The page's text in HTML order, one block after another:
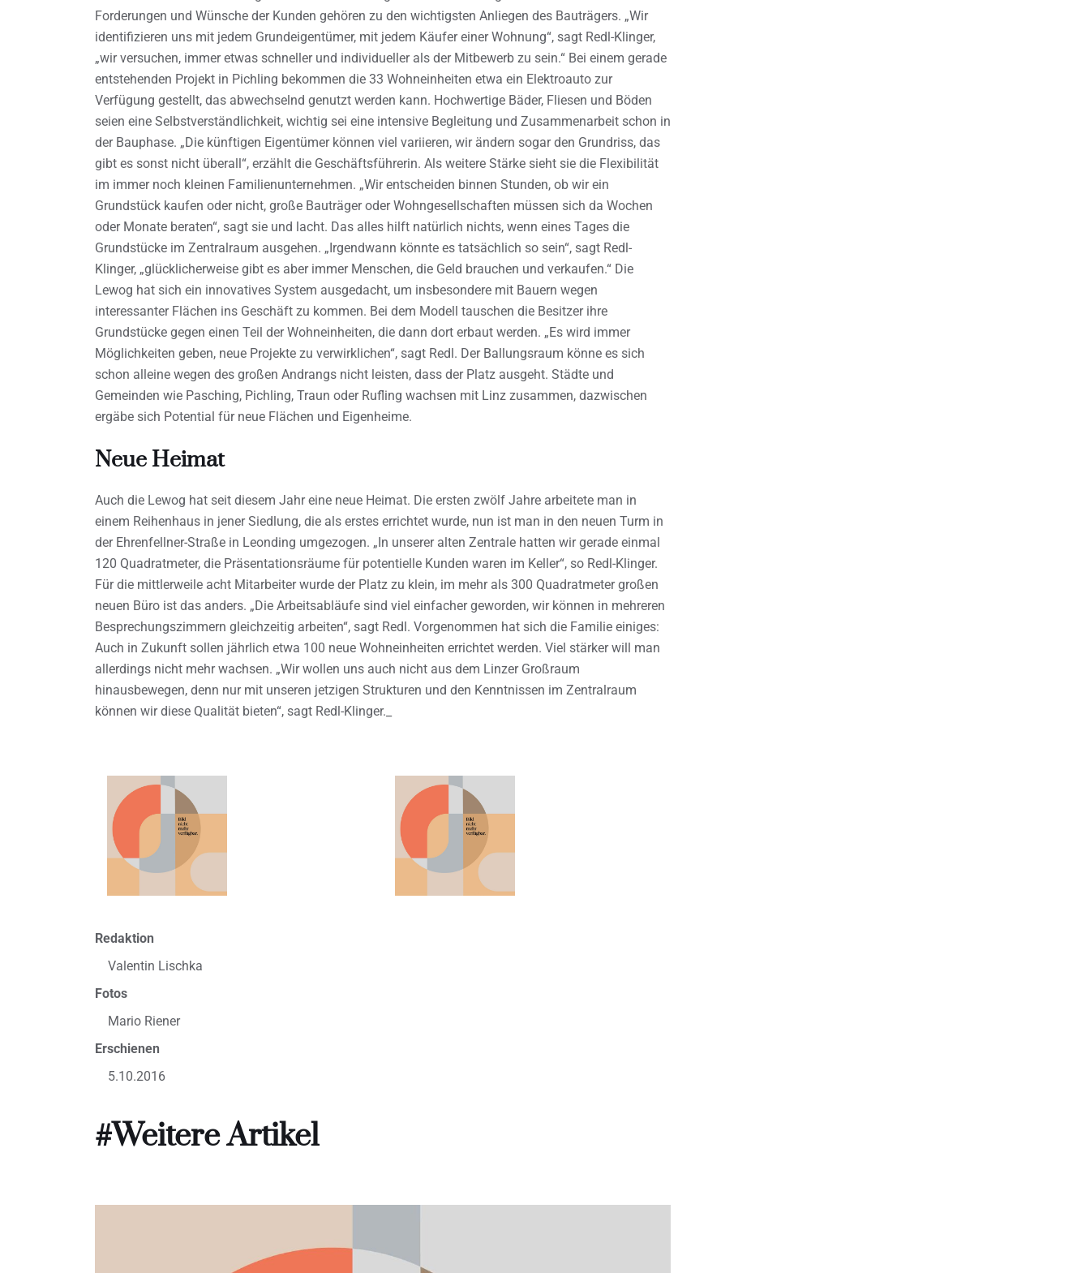
Forderungen und Wünsche der Kunden gehören zu den wichtigsten Anliegen des Bauträgers. „Wir
identifizieren uns mit jedem Grundeigentümer, mit jedem Käufer einer Wohnung“, sagt Redl-Klinger,
„wir versuchen, immer etwas schneller und individueller als der Mitbewerb zu sein.“ Bei einem gerade
entstehenden Projekt in Pichling bekommen die 33 Wohneinheiten etwa ein Elektroauto zur
Verfügung gestellt, das abwechselnd genutzt werden kann. Hochwertige Bäder, Fliesen und Böden
seien eine Selbstverständlichkeit, wichtig sei eine intensive Begleitung und Zusammenarbeit schon in
der Bauphase. „Die künftigen Eigentümer können viel variieren, wir ändern sogar den Grundriss, das
gibt es sonst nicht überall“, erzählt die Geschäftsführerin. Als weitere Stärke sieht sie die Flexibilität
im immer noch kleinen Familienunternehmen. „Wir entscheiden binnen Stunden, ob wir ein
Grundstück kaufen oder nicht, große Bauträger oder Wohngesellschaften müssen sich da Wochen
oder Monate beraten“, sagt sie und lacht. Das alles hilft natürlich nichts, wenn eines Tages die
Grundstücke im Zentralraum ausgehen. „Irgendwann könnte es tatsächlich so sein“, sagt Redl-
Klinger, „glücklicherweise gibt es aber immer Menschen, die Geld brauchen und verkaufen.“ Die
Lewog hat sich ein innovatives System ausgedacht, um insbesondere mit Bauern wegen
interessanter Flächen ins Geschäft zu kommen. Bei dem Modell tauschen die Besitzer ihre
Grundstücke gegen einen Teil der Wohneinheiten, die dann dort erbaut werden. „Es wird immer
Möglichkeiten geben, neue Projekte zu verwirklichen“, sagt Redl. Der Ballungsraum könne es sich
schon alleine wegen des großen Andrangs nicht leisten, dass der Platz ausgeht. Städte und
Gemeinden wie Pasching, Pichling, Traun oder Rufling wachsen mit Linz zusammen, dazwischen
ergäbe sich Potential für neue Flächen und Eigenheime.
Neue Heimat
Auch die Lewog hat seit diesem Jahr eine neue Heimat. Die ersten zwölf Jahre arbeitete man in
einem Reihenhaus in jener Siedlung, die als erstes errichtet wurde, nun ist man in den neuen Turm in
der Ehrenfellner-Straße in Leonding umgezogen. „In unserer alten Zentrale hatten wir gerade einmal
120 Quadratmeter, die Präsentationsräume für potentielle Kunden waren im Keller“, so Redl-Klinger.
Für die mittlerweile acht Mitarbeiter wurde der Platz zu klein, im mehr als 300 Quadratmeter großen
neuen Büro ist das anders. „Die Arbeitsabläufe sind viel einfacher geworden, wir können in mehreren
Besprechungszimmern gleichzeitig arbeiten“, sagt Redl. Vorgenommen hat sich die Familie einiges:
Auch in Zukunft sollen jährlich etwa 100 neue Wohneinheiten errichtet werden. Viel stärker will man
allerdings nicht mehr wachsen. „Wir wollen uns auch nicht aus dem Linzer Großraum
hinausbewegen, denn nur mit unseren jetzigen Strukturen und den Kenntnissen im Zentralraum
können wir diese Qualität bieten“, sagt Redl-Klinger._
Redaktion
Valentin Lischka
Fotos
Mario Riener
Erschienen
5.10.2016
#Weitere Artikel